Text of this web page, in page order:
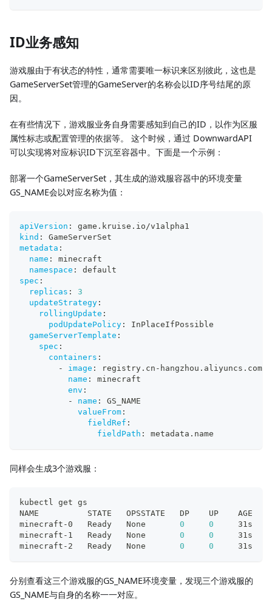
ID业务感知
游戏服由于有状态的特性，通常需要唯一标识来区别彼此，这也是
GameServerSet管理的GameServer的名称会以ID序号结尾的原
因。
在有些情况下，游戏服业务自身需要感知到自己的ID，以作为区服
属性标志或配置管理的依据等。 这个时候，通过 DownwardAPI
可以实现将对应标识ID下沉至容器中。下面是一个示例：
部署一个GameServerSet，其生成的游戏服容器中的环境变量
GS_NAME会以对应名称为值：
apiVersion :
game.kruise.io/v1alpha1
kind :
GameServerSet
metadata :
name :
minecraft
namespace :
default
spec :
replicas :
3
updateStrategy :
rollingUpdate :
podUpdatePolicy :
InPlaceIfPossible
gameServerTemplate :
spec :
containers :
-
image : registry.cn -
name :
minecraft
env :
-
name :
GS_NAME
valueFrom :
fieldRef :
fieldPath : metadata.name
同样会生成3个游戏服：
kubectl get gs
NAME          STATE   OPSSTATE   DP    UP    AGE
minecraft-0   Ready   None 0 0
     31s
minecraft-1   Ready   None 0 0
     31s
minecraft-2   Ready   None 0 0
     31s
分别查看这三个游戏服的GS_NAME环境变量，发现三个游戏服的
GS_NAME与自身的名称一一对应。